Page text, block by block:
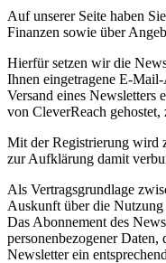
Auf unserer Seite haben
Finanzen sowie über
Hierfür setzen wir die
Ihnen eingetragene E-
Versand eines Newsletters
von CleverReach
Mit der Registrierung wird
zur Aufklärung damit
Als Vertragsgrundlage
Auskunft über die Nutzung
Das Abonnement des
personenbezogener
Newsletter ein